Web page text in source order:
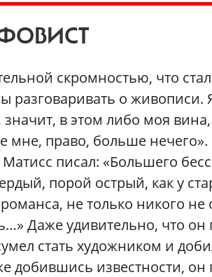
скромностью, что
разговаривать о
в этом либо моя
мне, право, больше
писал: «Большего
порой острый, как у
не только никого не
Даже удивительно, что
стать художником и
добившись известности, он